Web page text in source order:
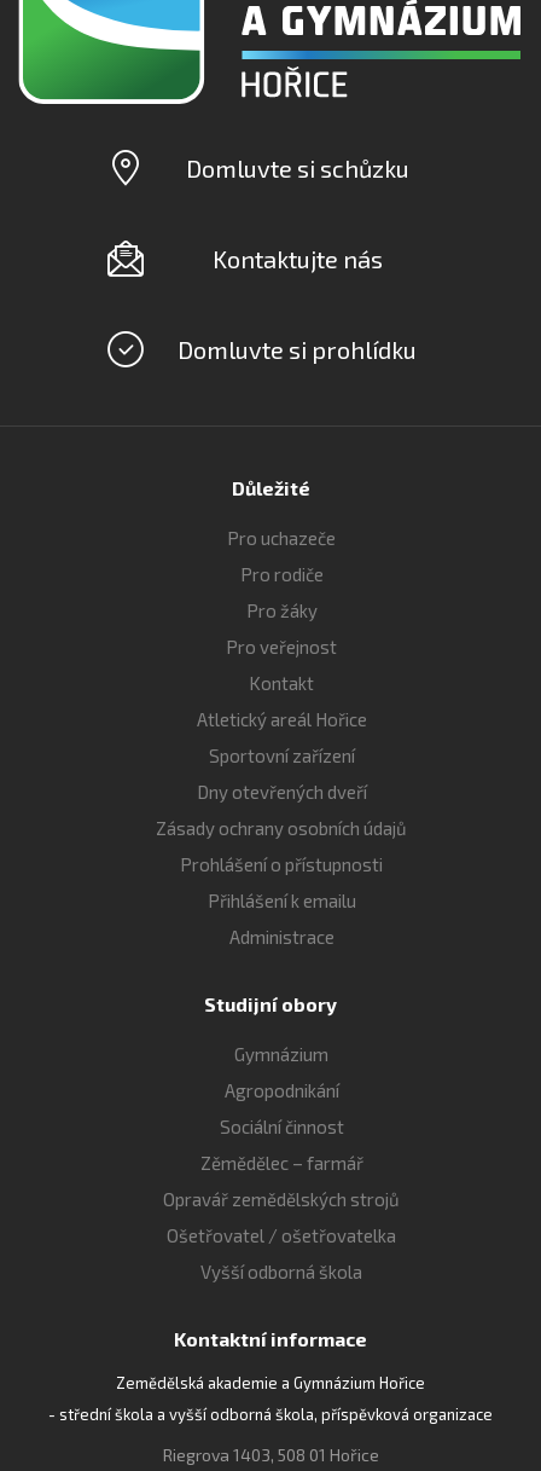
Domluvte si schůzku
Kontaktujte nás
Domluvte si prohlídku
Důležité
Pro uchazeče
Pro rodiče
Pro žáky
Pro veřejnost
Kontakt
Atletický areál Hořice
Sportovní zařízení
Dny otevřených dveří
Zásady ochrany osobních údajů
Prohlášení o přístupnosti
Přihlášení k emailu
Administrace
Studijní obory
Gymnázium
Agropodnikání
Sociální činnost
Zěmědělec – farmář
Opravář zemědělských strojů
Ošetřovatel / ošetřovatelka
Vyšší odborná škola
Kontaktní informace
Zemědělská akademie a Gymnázium Hořice
- střední škola a vyšší odborná škola, příspěvková organizace
Riegrova 1403, 508 01 Hořice